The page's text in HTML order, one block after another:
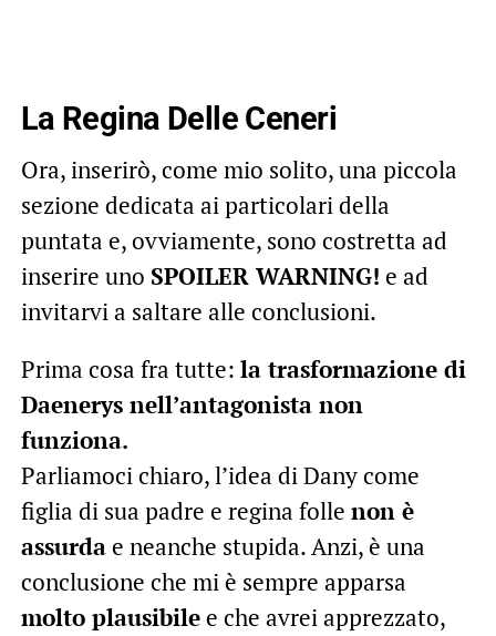
La Regina Delle Ceneri
Ora, inserirò, come mio solito, una piccola
sezione dedicata ai particolari della
puntata e, ovviamente, sono costretta ad
inserire uno SPOILER WARNING! e ad
invitarvi a saltare alle conclusioni.
Prima cosa fra tutte: la trasformazione di
Daenerys nell’antagonista non
funziona.
Parliamoci chiaro, l’idea di Dany come
figlia di sua padre e regina folle non è
assurdae neanche stupida. Anzi, è una
conclusione che mi è sempre apparsa
molto plausibilee che avrei apprezzato,